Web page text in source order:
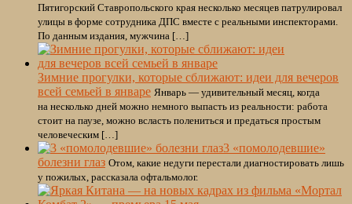
Пятигорский Ставропольского края несколько месяцев патрулировал
улицы в форме сотрудника ДПС вместе с реальными инспекторами.
По данным издания, мужчина […]
Зимние прогулки, которые сближают: идеи для вечеров
всей семьей в январе Январь — удивительный месяц, когда
на несколько дней можно немного выпасть из реальности: работа
стоит на паузе, можно всласть полениться и предаться простым
человеческим […]
3 «помолодевшие»
болезни глаз Отом, какие недуги перестали диагностировать лишь
у пожилых, рассказала офтальмолог.